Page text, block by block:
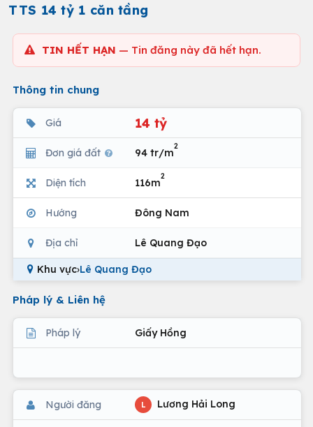
TTS 14 tỷ 1 căn tầng
TIN HẾT HẠN — Tin đăng này đã hết hạn.
Thông tin chung
Giá 14 tỷ
Đơn giá đất 94 tr/m
2
Diện tích 116m
2
Hướng Đông Nam
Địa chỉ Lê Quang Đạo
Khu vực›Lê Quang Đạo
Pháp lý & Liên hệ
Pháp lý Giấy Hồng
Người đăng L Lương Hải Long